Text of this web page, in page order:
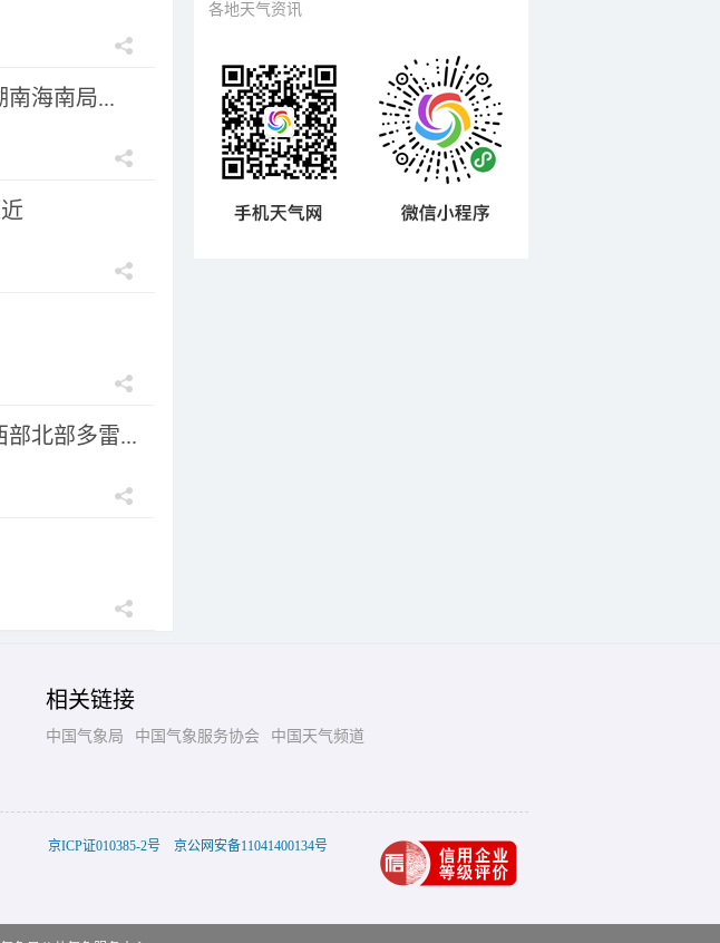
南海南局...
部北部多雷...
各地天气资讯
相关链接
中国气象局 中国气象服务协会 中国天气频道
京ICP证010385-2号 京公网安备11041400134号